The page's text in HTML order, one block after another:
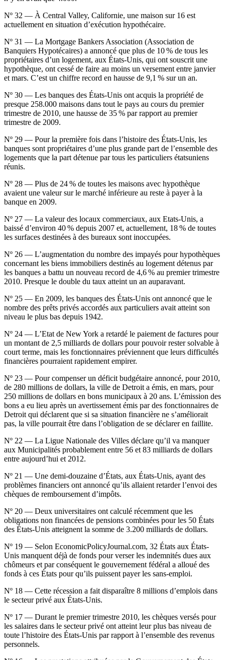
Nº 32 — À Central Valley, Californie, une maison sur 16 est
actuellement en situation d’exécution hypothécaire.
Nº 31 — La Mortgage Bankers Association (Association de
Banquiers Hypotécaires) a annoncé que plus de 10 % de tous les
propriétaires d’un logement, aux États-Unis, qui ont souscrit une
hypothèque, ont cessé de faire au moins un versement entre janvier
et mars. C’est un chiffre record en hausse de 9,1 % sur un an.
Nº 30 — Les banques des États-Unis ont acquis la propriété de
presque 258.000 maisons dans tout le pays au cours du premier
trimestre de 2010, une hausse de 35 % par rapport au premier
trimestre de 2009.
Nº 29 — Pour la première fois dans l’histoire des États-Unis, les
banques sont propriétaires d’une plus grande part de l’ensemble des
logements que la part détenue par tous les particuliers étatsuniens
réunis.
Nº 28 — Plus de 24 % de toutes les maisons avec hypothèque
avaient une valeur sur le marché inférieure au reste à payer à la
banque en 2009.
Nº 27 — La valeur des locaux commerciaux, aux Etats-Unis, a
baissé d’environ 40 % depuis 2007 et, actuellement, 18 % de toutes
les surfaces destinées à des bureaux sont inoccupées.
Nº 26 — L’augmentation du nombre des impayés pour hypothèques
concernant les biens immobiliers destinés au logement détenus par
les banques a battu un nouveau record de 4,6 % au premier trimestre
2010. Presque le double du taux atteint un an auparavant.
Nº 25 — En 2009, les banques des États-Unis ont annoncé que le
nombre des prêts privés accordés aux particuliers avait atteint son
niveau le plus bas depuis 1942.
Nº 24 — L’Etat de New York a retardé le paiement de factures pour
un montant de 2,5 milliards de dollars pour pouvoir rester solvable à
court terme, mais les fonctionnaires préviennent que leurs difficultés
financières pourraient rapidement empirer.
Nº 23 — Pour compenser un déficit budgétaire annoncé, pour 2010,
de 280 millions de dollars, la ville de Detroit a émis, en mars, pour
250 millions de dollars en bons municipaux à 20 ans. L’émission des
bons a eu lieu après un avertissement émis par des fonctionnaires de
Detroit qui déclarent que si sa situation financière ne s’améliorait
pas, la ville pourrait être dans l’obligation de se déclarer en faillite.
Nº 22 — La Ligue Nationale des Villes déclare qu’il va manquer
aux Municipalités probablement entre 56 et 83 milliards de dollars
entre aujourd’hui et 2012.
Nº 21 — Une demi-douzaine d’États, aux États-Unis, ayant des
problèmes financiers ont annoncé qu’ils allaient retarder l’envoi des
chèques de remboursement d’impôts.
Nº 20 — Deux universitaires ont calculé récemment que les
obligations non financées de pensions combinées pour les 50 États
des États-Unis atteignent la somme de 3.200 milliards de dollars.
Nº 19 — Selon EconomicPolicyJournal.com, 32 États aux États-
Unis manquent déjà de fonds pour verser les indemnités dues aux
chômeurs et par conséquent le gouvernement fédéral a alloué des
fonds à ces États pour qu’ils puissent payer les sans-emploi.
Nº 18 — Cette récession a fait disparaître 8 millions d’emplois dans
le secteur privé aux États-Unis.
Nº 17 — Durant le premier trimestre 2010, les chèques versés pour
les salaires dans le secteur privé ont atteint leur plus bas niveau de
toute l’histoire des États-Unis par rapport à l’ensemble des revenus
personnels.